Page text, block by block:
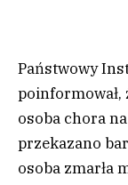
Państwowy
poinformował,
osoba chora
przekazano
osoba zmarła